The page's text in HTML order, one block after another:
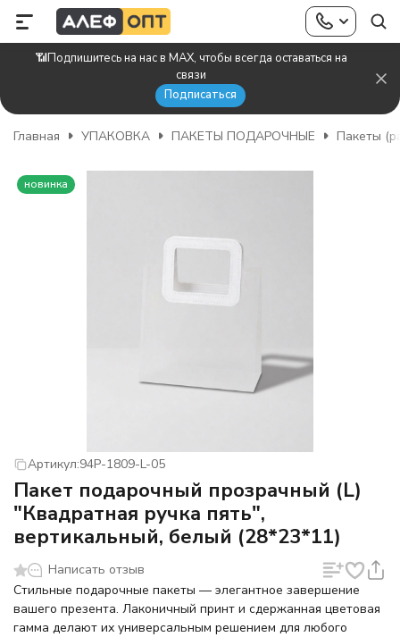
📶Подпишитесь на нас в MAX, чтобы всегда оставаться на
связи
Подписаться
Главная УПАКОВКА ПАКЕТЫ ПОДАРОЧНЫЕ Пакеты
новинка
Артикул:94P-1809-L-05
Пакет подарочный прозрачный (L)
"Квадратная ручка пять",
вертикальный, белый (28*23*11)
Написать отзыв
Стильные подарочные пакеты — элегантное завершение
вашего презента. Лаконичный принт и сдержанная цветовая
гамма делают их универсальным решением для любого